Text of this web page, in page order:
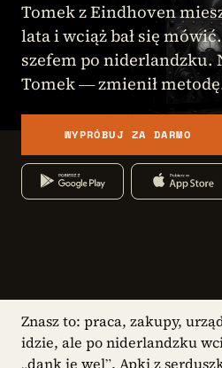
Tomek z Eindhoven
lata i wciąż bał się
szefem po niderlandzku.
Tomek — zmienił
WYPRÓBUJ ZA DARMO
Znasz to: praca, zakupy,
idzie, ale po niderlandzku
„dank je wel”. Apki z